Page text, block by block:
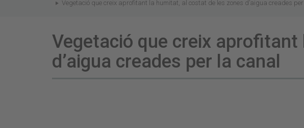
here:Vegetació que creix aprofitant la humitat, al costat de les zones d’aigua creades
Vegetació que creix
d’aigua creades per la canal